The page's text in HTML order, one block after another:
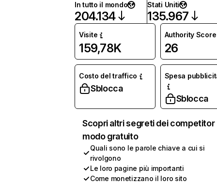
In tutto il mondo
204.134
Stati Uniti
135.967
Visite
159,78K
Authority Score
26
Costo del traffico
Sblocca
Spesa
Sblocca
Scopri altri segreti dei competitor
modo gratuito
Quali sono le parole chiave a cui si
rivolgono
Le loro pagine più importanti
Come monetizzano il loro sito